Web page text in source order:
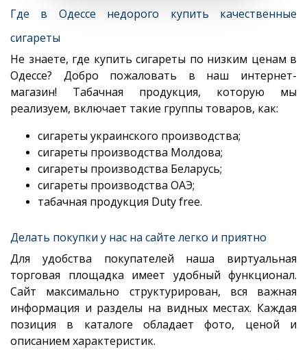
Где в Одессе недорого купить качественные
сигареты
Не знаете, где купить сигареты по низким ценам в
Одессе? Добро пожаловать в наш интернет-
магазин! Табачная продукция, которую мы
реализуем, включает такие группы товаров, как:
сигареты украинского производства;
сигареты производства Молдова;
сигареты производства Беларусь;
сигареты производства ОАЭ;
табачная продукция Duty free.
Делать покупки у нас на сайте легко и приятно
Для удобства покупателей наша виртуальная
торговая площадка имеет удобный функционал.
Сайт максимально структурирован, вся важная
информация и разделы на видных местах. Каждая
позиция в каталоге обладает фото, ценой и
описанием характеристик.